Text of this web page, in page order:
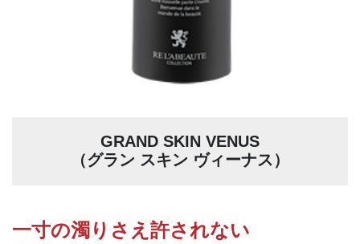
GRAND SKIN VENUS
（グラン スキン ヴィーナス）
一寸の濁りさえ許されない